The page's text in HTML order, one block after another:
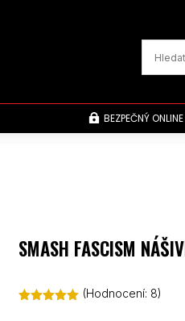
 BEZPEČNÝ
SMASH FASCISM
(Hodnocení: 8)